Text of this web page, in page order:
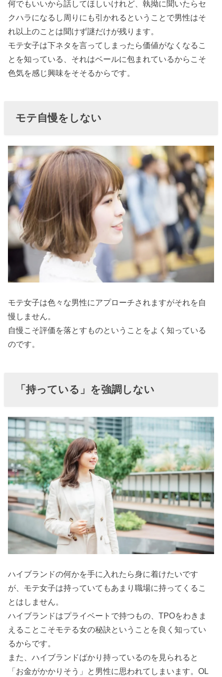
何でもいいから話してほしいけれど、執拗に聞いたらセ
クハラになるし周りにも引かれるということで男性はそ
れ以上のことは聞けず謎だけが残ります。
モテ女子は下ネタを言ってしまったら価値がなくなるこ
とを知っている、それはベールに包まれているからこそ
色気を感じ興味をそそるからです。
モテ自慢をしない
モテ女子は色々な男性にアプローチされますがそれを自
慢しません。
自慢こそ評価を落とすものということをよく知っている
のです。
「持っている」を強調しない
ハイブランドの何かを手に入れたら身に着けたいです
が、モテ女子は持っていてもあまり職場に持ってくるこ
とはしません。
ハイブランドはプライベートで持つもの、TPOをわきま
えることこそモテる女の秘訣ということを良く知ってい
るからです。
また、ハイブランドばかり持っているのを見られると
「お金がかかりそう」と男性に思われてしまいます。OL